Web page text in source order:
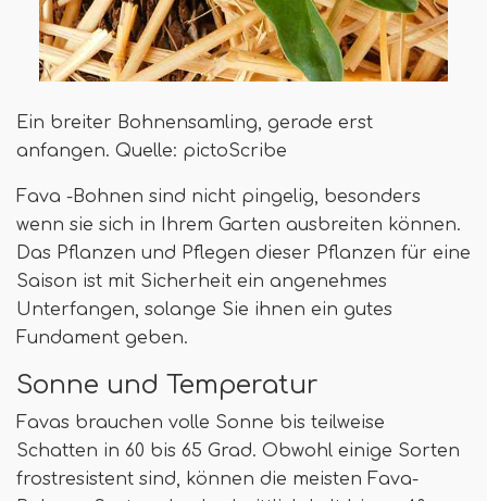
Ein breiter Bohnensamling, gerade erst
anfangen. Quelle: pictoScribe
Fava -Bohnen sind nicht pingelig, besonders
wenn sie sich in Ihrem Garten ausbreiten können.
Das Pflanzen und Pflegen dieser Pflanzen für eine
Saison ist mit Sicherheit ein angenehmes
Unterfangen, solange Sie ihnen ein gutes
Fundament geben.
Sonne und Temperatur
Favas brauchen volle Sonne bis teilweise
Schatten in 60 bis 65 Grad. Obwohl einige Sorten
frostresistent sind, können die meisten Fava-